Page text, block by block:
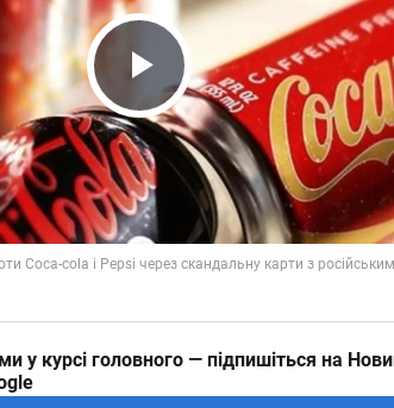
Play Video
у курсі головного — підпишіться на